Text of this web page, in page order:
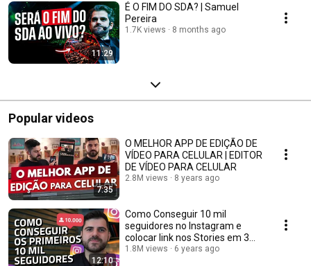
11:29
É O FIM DO SDA? | Samuel
Pereira
1.7K views 8 months ago
Popular videos
7:35
O MELHOR APP DE EDIÇÃO DE
VÍDEO PARA CELULAR | EDITOR
DE VÍDEO PARA CELULAR
2.8M views 8 years ago
12:10
Como Conseguir 10 mil
seguidores no Instagram e
colocar link nos Stories em 3
passos simples!
1.8M views 6 years ago